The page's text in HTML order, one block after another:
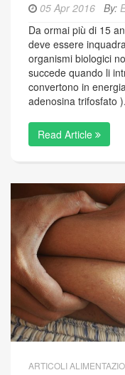
05 Apr 2016 By:
Da ormai più di 15
deve essere
organismi biologici
succede quando li
convertono in
adenosina trifosfato
Read Article
ARTICOLI